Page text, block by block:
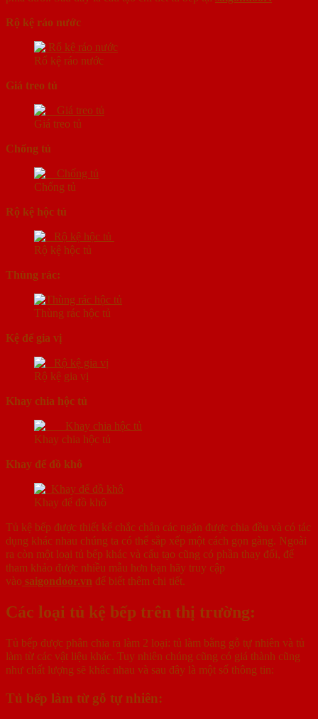
Rộ kệ ráo nước
Rổ kệ ráo nước
Giá treo tủ
Giá treo tủ
Chống tủ
Chống tủ
Rộ kệ hộc tủ
Rộ kệ hộc tủ
Thùng rác:
Thùng rác hộc tủ
Kệ để gia vị
Rộ kệ gia vị
Khay chia hộc tủ
Khay chia hộc tủ
Khay để đồ khô
Khay để đồ khô
Tủ kệ bếp được thiết kế chắc chắn các ngăn được chia đều và có tác
dụng khác nhau chúng ta có thể sắp xếp một cách gọn gàng. Ngoài
ra còn một loại tủ bếp khác và cấu tạo cũng có phần thay đổi, để
tham khảo được nhiều mẫu hơn bạn hãy truy cập
vào saigondoor.vn để biết thêm chi tiết.
Các loại tủ kệ bếp trên thị trường:
Tủ bếp được phân chia ra làm 2 loại: tủ làm bằng gỗ tự nhiên và tủ
làm từ các vật liệu khác. Tuy nhiên chúng cũng có giá thành cũng
như chất lượng sẽ khác nhau và sau đây là một số thông tin:
Tủ bếp làm từ gỗ tự nhiên: